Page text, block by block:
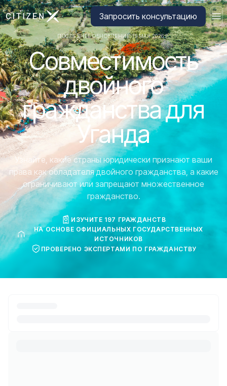
Перейти на главную страницу CitizenX
Запросить консультацию
ПОСЛЕДНЕЕ ОБНОВЛЕНИЕ: 19 МАЯ 2026 Г.
Совместимость
двойного
гражданства для
Уганда
Узнайте, какие страны юридически признают ваши
права как обладателя двойного гражданства, а какие
ограничивают или запрещают множественное
гражданство.
ИЗУЧИТЕ 197 ГРАЖДАНСТВ
НА ОСНОВЕ ОФИЦИАЛЬНЫХ ГОСУДАРСТВЕННЫХ
ИСТОЧНИКОВ
ПРОВЕРЕНО ЭКСПЕРТАМИ ПО ГРАЖДАНСТВУ